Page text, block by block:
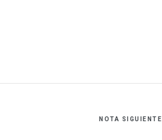
NOTA SIGUIENTE